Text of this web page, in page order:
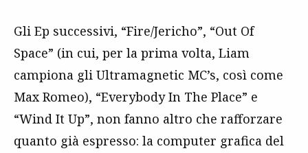
Gli Ep successivi, “Fire/Jericho”, “Out Of
Space” (in cui, per la prima volta, Liam
campiona gli Ultramagnetic MC’s, così come
Max Romeo), “Everybody In The Place” e
“Wind It Up”, non fanno altro che rafforzare
quanto già espresso: la computer grafica del